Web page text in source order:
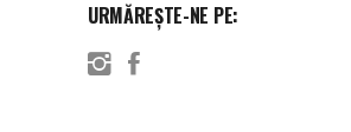
URMĂREȘTE-NE PE: